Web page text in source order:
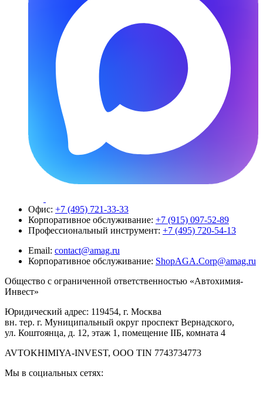
Офис: +7 (495) 721-33-33
Корпоративное обслуживание: +7 (915) 097-52-89
Профессиональный инструмент: +7 (495) 720-54-13
Email: contact@amag.ru
Корпоративное обслуживание: ShopAGA.Corp@amag.ru
Общество с ограниченной ответственностью «Автохимия-
Инвест»
Юридический адрес: 119454, г. Москва
вн. тер. г. Муниципальный округ проспект Вернадского,
ул. Коштоянца, д. 12, этаж 1, помещение IIБ, комната 4
AVTOKHIMIYA-INVEST, OOO TIN 7743734773
Мы в социальных сетях: